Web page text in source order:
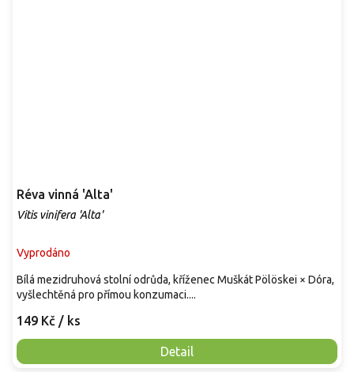
Réva vinná 'Alta'
Vitis vinifera 'Alta'
Vyprodáno
149 Kč / ks
Detail
Bílá mezidruhová stolní odrůda, kříženec Muškát Pölöskei × Dóra,
vyšlechtěná pro přímou konzumaci....